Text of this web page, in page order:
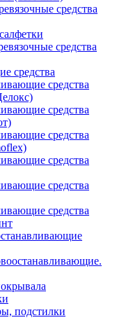
средства
средства
средства
средства
средства
средства
средства
средства
средства
подстилки